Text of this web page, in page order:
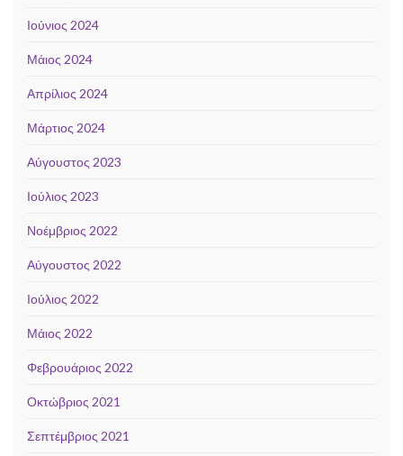
Ιούνιος 2024
Μάιος 2024
Απρίλιος 2024
Μάρτιος 2024
Αύγουστος 2023
Ιούλιος 2023
Νοέμβριος 2022
Αύγουστος 2022
Ιούλιος 2022
Μάιος 2022
Φεβρουάριος 2022
Οκτώβριος 2021
Σεπτέμβριος 2021